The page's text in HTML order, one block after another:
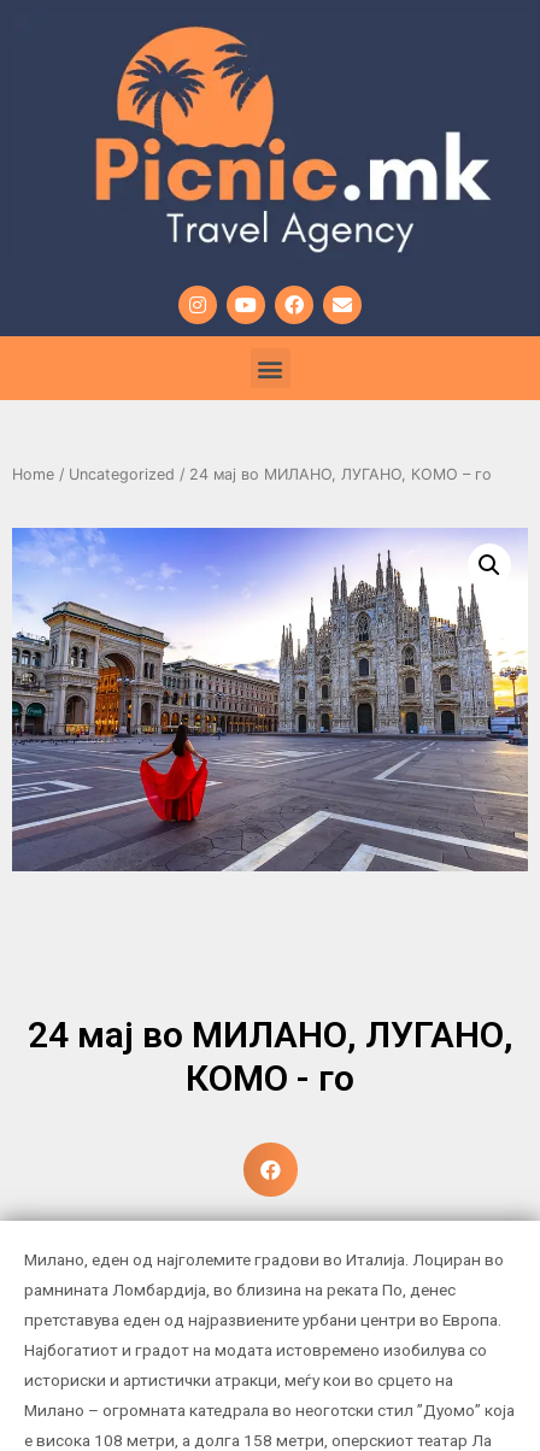
Home / Uncategorized / 24 мај во МИЛАНО, ЛУГАНО, КОМО – го
24 мај во МИЛАНО, ЛУГАНО,
КОМО - го
Милано, еден од најголемите градови во Италија. Лоциран во
рамнината Ломбардија, во близина на реката По, денес
претставува еден од најразвиените урбани центри во Европа.
Најбогатиот и градот на модата истовремено изобилува со
историски и артистички атракци, меѓу кои во срцето на
Милано – огромната катедрала во неоготски стил ”Дуомо” која
е висока 108 метри, а долга 158 метри, оперскиот театар Ла